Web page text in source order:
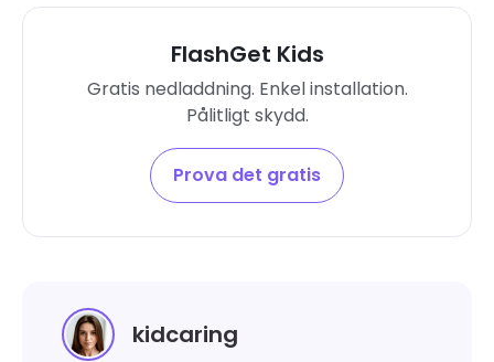
FlashGet Kids
Gratis nedladdning. Enkel installation.
Pålitligt skydd.
Prova det gratis
kidcaring